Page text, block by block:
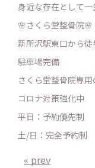
身近な存在として
🌸さくら堂整骨院🌸
新所沢駅東口から
駐車場完備
さくら堂整骨院専
コロナ対策強化中
平日：予約優先制
土/日：完全予約制
« prev